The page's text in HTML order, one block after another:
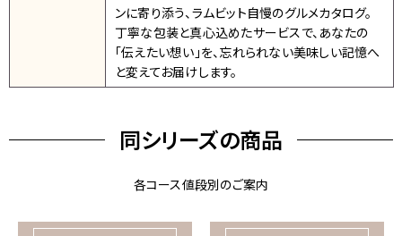
ンに寄り添う、ラムビット自慢のグルメカタログ。
丁寧な包装と真心込めたサービスで、あなたの
「伝えたい想い」を、忘れられない美味しい記憶へ
と変えてお届けします。
同シリーズの商品
各コース値段別のご案内